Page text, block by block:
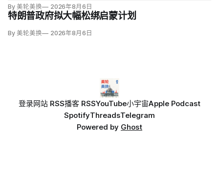
限陆地入侵仍属低概率，但风险随时间上升；俄军导弹落入波
兰、无人机进入罗马尼亚已被视为前兆。
By 美轮美换 2026年8月6日
特朗普政府拟大幅松绑启蒙计划
By 美轮美换 2026年8月6日
登录网站 RSS播客 RSSYouTube小宇宙Apple Podcast
SpotifyThreadsTelegram
Powered by Ghost